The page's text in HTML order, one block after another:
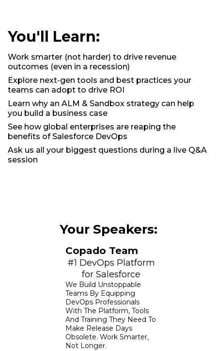
You'll Learn:
Work smarter (not harder) to drive revenue
outcomes (even in a recession)
Explore next-gen tools and best practices your
teams can adopt to drive ROI
Learn why an ALM & Sandbox strategy can help
you build a business case
See how global enterprises are reaping the
benefits of Salesforce DevOps
Ask us all your biggest questions during a live Q&A
session
Your Speakers:
Copado Team
#1 DevOps Platform
for Salesforce
We Build Unstoppable
Teams By Equipping
DevOps Professionals
With The Platform, Tools
And Training They Need To
Make Release Days
Obsolete. Work Smarter,
Not Longer.